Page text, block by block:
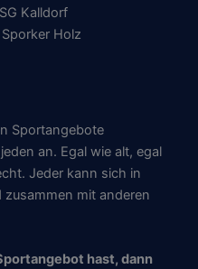
Kalldorf
Holz
Sportangebote
an. Egal wie alt, egal
Jeder kann sich in
zusammen mit anderen
hast, dann